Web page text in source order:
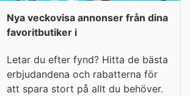
Nya veckovisa annonser från dina
favoritbutiker i
Letar du efter fynd? Hitta de bästa
erbjudandena och rabatterna för
att spara stort på allt du behöver.